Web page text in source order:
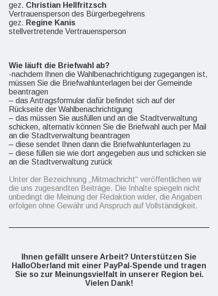
gez. Christian Hellfritzsch
Vertrauensperson des Bürgerbegehrens
gez. Regine Kanis
stellvertretende Vertrauensperson
Wie läuft die Briefwahl ab?
-nachdem Ihnen die Wahlbenachrichtigung zugegangen ist,
müssen Sie die Briefwahlunterlagen bei der Gemeinde
beantragen
– das Antragsformular dafür befindet sich auf der
Rückseite der Wahlbenachrichtigung
– das müssen Sie ausfüllen und an die Stadtverwaltung
schicken, alternativ können Sie die Briefwahl auch per Mail
an die Stadtverwaltung beantragen
– diese sendet Ihnen dann die Briefwahlunterlagen zu
– diese füllen sie wie dort angegeben aus und schicken sie
an die Stadtverwaltung zurück
Unter der Bezeichnung „Mitmachricht“ veröffentlichen wir
die uns zugesandten Beiträge. Die Inhalte spiegeln nicht
unbedingt die Meinung der Redaktion wider, die Angaben
erfolgen ohne Gewähr und Anspruch auf Vollständigkeit.
Ihnen gefällt unsere Arbeit? Unterstützen Sie
HalloOberland mit einer PayPal-Spende und tragen
Sie so zur Meinungsvielfalt in unserer Region bei.
Vielen Dank!